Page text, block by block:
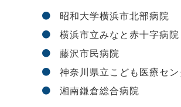
昭和大学横浜市北部病院
横浜市立みなと赤十字病院
藤沢市民病院
神奈川県立こども医療セン
湘南鎌倉総合病院